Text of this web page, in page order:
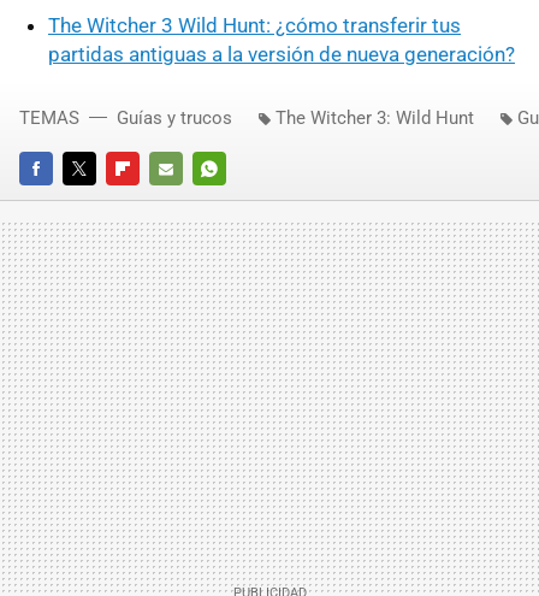
The Witcher 3 Wild Hunt: ¿cómo transferir tus
partidas antiguas a la versión de nueva generación?
FACEBOOKTWITTERFLIPBOARD
E-
MAIL
WHATSAPP
TEMAS Guías y trucos The Witcher 3: Wild Hunt